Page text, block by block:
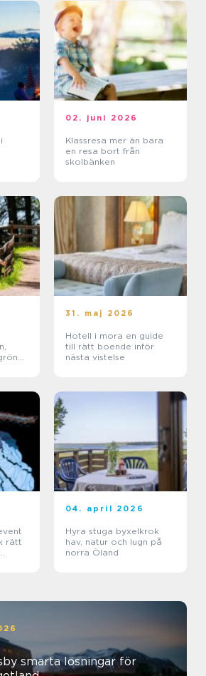
02. juni 2026
Klassresa mer än bara
en resa bort från
skolbänken
31. maj 2026
Hotell i mora en guide
till rätt boende inför
nästa vistelse
rätt
04. april 2026
Hyra stuga byxelkrok
hav, natur och lugn på
norra Öland
för